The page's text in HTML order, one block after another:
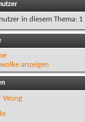
in diesem Thema: 1
anzeigen
Wong